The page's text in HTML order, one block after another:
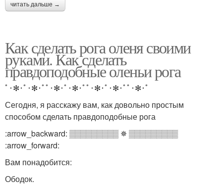
читать дальше →
Как сделать рога оленя своими
руками. Как сделать
правдоподобные оленьи рога
ﾟ･✻･ﾟ･✻･ﾟﾟ･✻･ﾟ･✻･ﾟﾟ･✻･ﾟ･✻･ﾟﾟ･✻･ﾟ
Сегодня, я расскажу вам, как довольно простым
способом сделать правдоподобные рога
:arrow_backward: ▒▒▒▒▒▒▒▒▒ ✵ ▒▒▒▒▒▒▒▒▒
:arrow_forward:
Вам понадобится:
Ободок.